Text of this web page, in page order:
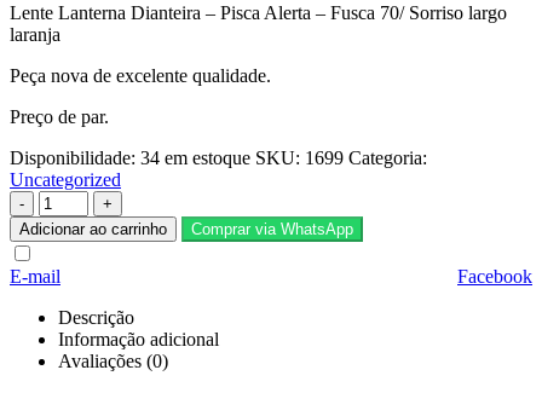
Lente Lanterna Dianteira – Pisca Alerta – Fusca 70/ Sorriso largo
laranja
Peça nova de excelente qualidade.
Preço de par.
Disponibilidade: 34 em estoque SKU: 1699 Categoria:
Uncategorized
-
+
Adicionar ao carrinho
Comprar via WhatsApp
Facebook
E-mail
Descrição
Informação adicional
Avaliações (0)